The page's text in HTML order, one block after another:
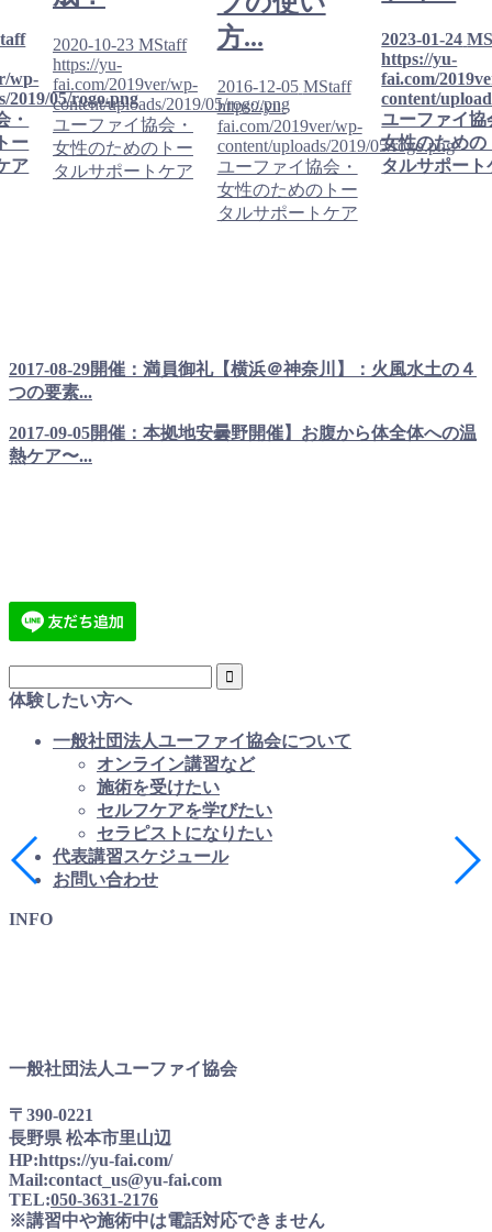
wp-
2019/05/rogo.png
・
ー
ア
2020-10-23 MStaff
https://yu-
fai.com/2019ver/wp-
content/uploads/2019/05/rogo.png
ユーファイ協会・
女性のためのトー
タルサポートケア
方...
2016-12-05 MStaff
https://yu-
fai.com/2019ver/wp-
content/uploads/2019/05/rogo.png
ユーファイ協会・
女性のためのトー
タルサポートケア
2023-01-24
https://yu-
fai.com/
content/
ユーファイ協
女性のための
タルサポート
2017-08-29開催：満員御礼【横浜＠神奈川】：火風水土の４
つの要素...
2017-09-05開催：本拠地安曇野開催】お腹から体全体への温
熱ケア〜...
体験したい方へ
一般社団法人ユーファイ協会について
オンライン講習など
施術を受けたい
セルフケアを学びたい
セラピストになりたい
代表講習スケジュール
お問い合わせ
INFO
一般社団法人ユーファイ協会
〒390-0221
長野県 松本市里山辺
HP:https://yu-fai.com/
Mail:contact_us@yu-fai.com
TEL:050-3631-2176
※講習中や施術中は電話対応できません